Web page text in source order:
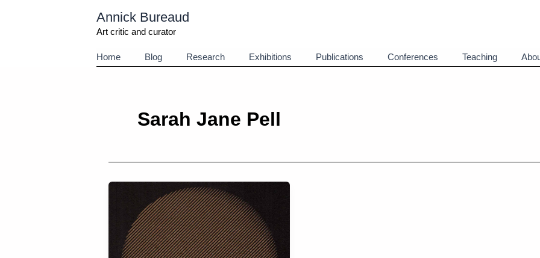
Annick Bureaud
Art critic and curator
Home Blog Research Exhibitions Publications Conferences Teaching
Sarah Jane Pell